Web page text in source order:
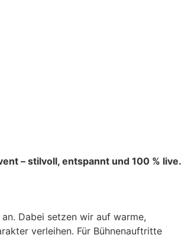
– stilvoll, entspannt und 100 % live.
Dabei setzen wir auf warme,
verleihen. Für Bühnenauftritte